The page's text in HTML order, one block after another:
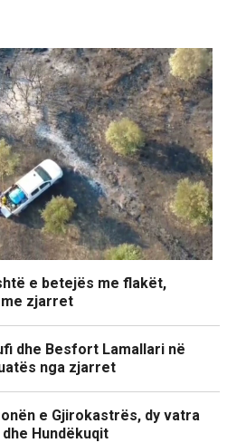
e betejës me flakët,
zjarret
dhe Besfort Lamallari në
nga zjarret
e Gjirokastrës, dy vatra
Hundëkuqit